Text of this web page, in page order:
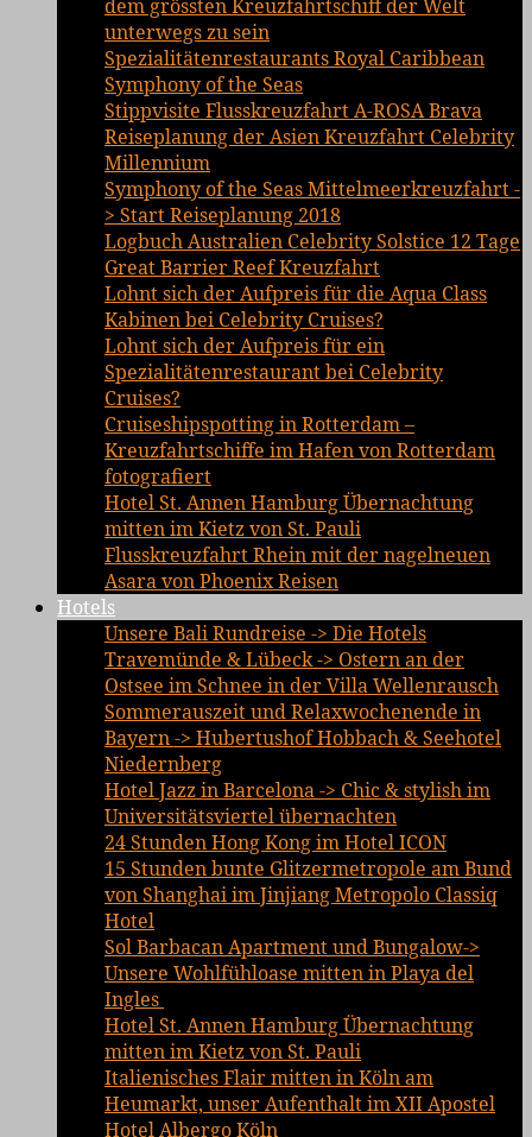
dem grössten Kreuzfahrtschiff der Welt
unterwegs zu sein
Spezialitätenrestaurants Royal Caribbean
Symphony of the Seas
Stippvisite Flusskreuzfahrt A-ROSA Brava
Reiseplanung der Asien Kreuzfahrt Celebrity
Millennium
Symphony of the Seas Mittelmeerkreuzfahrt -
> Start Reiseplanung 2018
Logbuch Australien Celebrity Solstice 12 Tage
Great Barrier Reef Kreuzfahrt
Lohnt sich der Aufpreis für die Aqua Class
Kabinen bei Celebrity Cruises?
Lohnt sich der Aufpreis für ein
Spezialitätenrestaurant bei Celebrity
Cruises?
Cruiseshipspotting in Rotterdam –
Kreuzfahrtschiffe im Hafen von Rotterdam
fotografiert
Hotel St. Annen Hamburg Übernachtung
mitten im Kietz von St. Pauli
Flusskreuzfahrt Rhein mit der nagelneuen
Asara von Phoenix Reisen
Hotels
Unsere Bali Rundreise -> Die Hotels
Travemünde & Lübeck -> Ostern an der
Ostsee im Schnee in der Villa Wellenrausch
Sommerauszeit und Relaxwochenende in
Bayern -> Hubertushof Hobbach & Seehotel
Niedernberg
Hotel Jazz in Barcelona -> Chic & stylish im
Universitätsviertel übernachten
24 Stunden Hong Kong im Hotel ICON
15 Stunden bunte Glitzermetropole am Bund
von Shanghai im Jinjiang Metropolo Classiq
Hotel
Sol Barbacan Apartment und Bungalow->
Unsere Wohlfühloase mitten in Playa del
Ingles
Hotel St. Annen Hamburg Übernachtung
mitten im Kietz von St. Pauli
Italienisches Flair mitten in Köln am
Heumarkt, unser Aufenthalt im XII Apostel
Hotel Albergo Köln